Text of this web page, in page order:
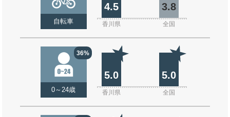
自転車
4.5 3.8
香川県 全国
36%
0～24歳
5.0 5.0
香川県 全国